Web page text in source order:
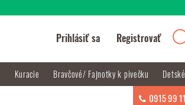
Prihlásiť sa Registrovať
Kuracie Bravčové/ Fajnotky k pivečku
0915 99